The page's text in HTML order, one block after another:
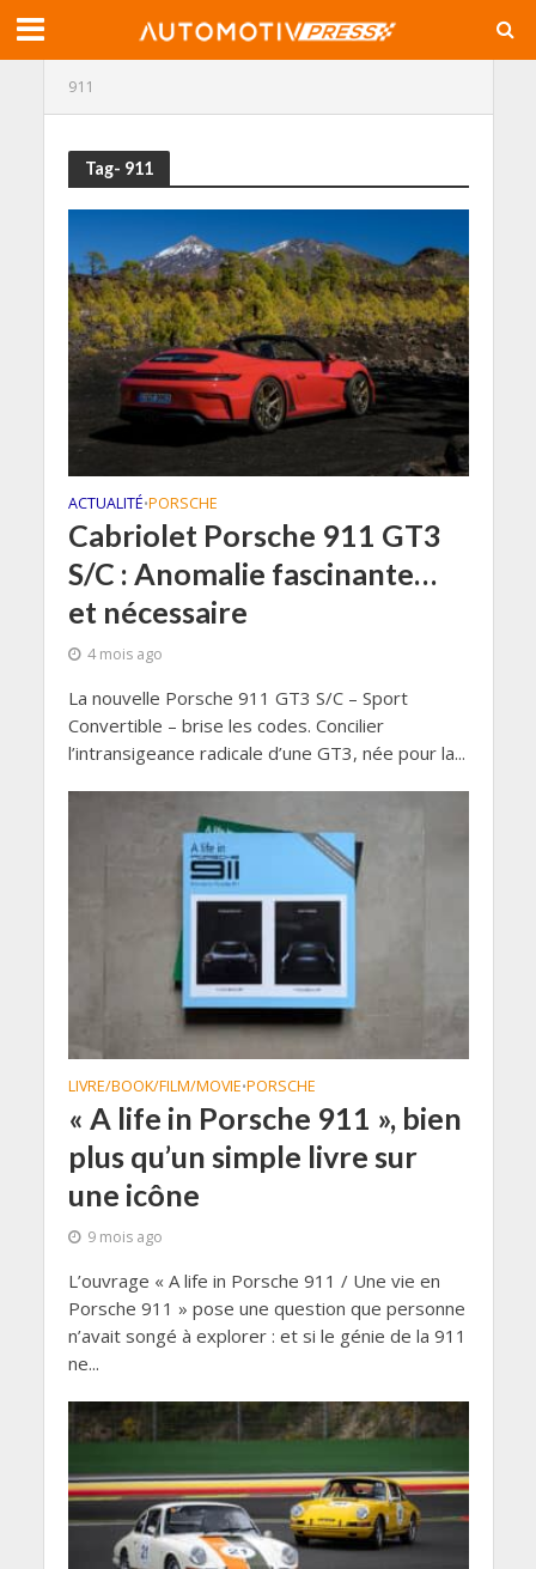
911
Tag- 911
ACTUALITÉ•PORSCHE
Cabriolet Porsche 911 GT3
S/C : Anomalie fascinante…
et nécessaire
4 mois ago
La nouvelle Porsche 911 GT3 S/C – Sport
Convertible – brise les codes. Concilier
l’intransigeance radicale d’une GT3, née pour la...
LIVRE/BOOK/FILM/MOVIE•PORSCHE
« A life in Porsche 911 », bien
plus qu’un simple livre sur
une icône
9 mois ago
L’ouvrage « A life in Porsche 911 / Une vie en
Porsche 911 » pose une question que personne
n’avait songé à explorer : et si le génie de la 911
ne...